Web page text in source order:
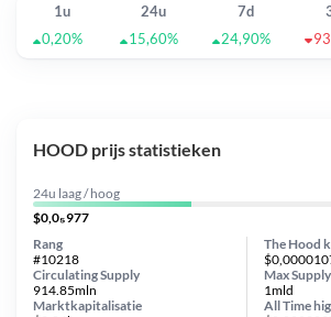
1u 24u 7d
0,20%
15,60% 24,90%
HOOD prijs statistieken
24u laag / hoog
$0,0₅977
The Hood
Circulating Supply
914.85mln
Max Supply
1mld
Marktkapitalisatie
Rang
#10218
All Time